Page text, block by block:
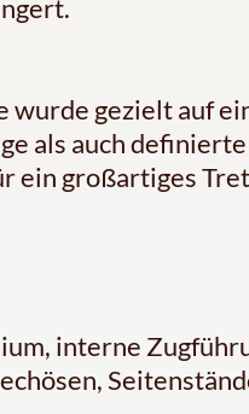
wurde gezielt auf
als auch
ein großartiges
interne